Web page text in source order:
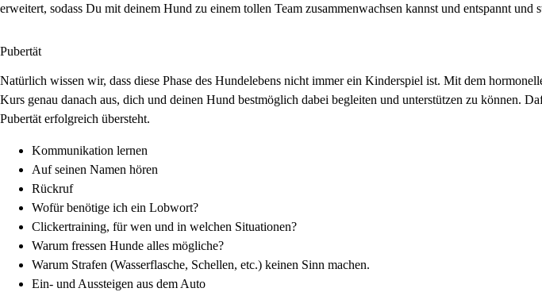
erweitert, sodass Du mit deinem Hund zu einem tollen Team zusammenwachsen kannst und entspannt und
Pubertät
Natürlich wissen wir, dass diese Phase des Hundelebens nicht immer ein Kinderspiel ist. Mit dem
Kurs genau danach aus, dich und deinen Hund bestmöglich dabei begleiten und unterstützen zu können.
Pubertät erfolgreich übersteht.
Kommunikation lernen
Auf seinen Namen hören
Rückruf
Wofür benötige ich ein Lobwort?
Clickertraining, für wen und in welchen Situationen?
Warum fressen Hunde alles mögliche?
Warum Strafen (Wasserflasche, Schellen, etc.) keinen Sinn machen.
Ein- und Aussteigen aus dem Auto